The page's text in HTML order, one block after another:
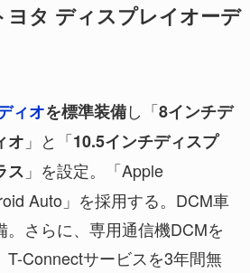
ヨタ ディスプレイオーデ
ィオを標準装備し「8インチデ
オ 」と「10.5インチディスプ
ス 」を設定。「Apple
Auto」を採用する。DCM車
さらに、専用通信機DCMを
T-Connectサービスを3年間無